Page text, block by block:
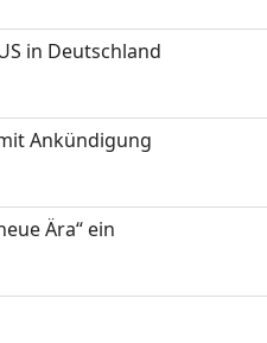
in Deutschland
Ankündigung
Ära“ ein